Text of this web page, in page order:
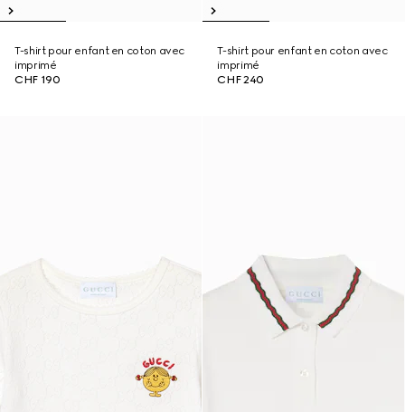
T-shirt pour enfant en coton avec
imprimé
CHF 190
T-shirt pour enfant en coton avec
imprimé
CHF 240